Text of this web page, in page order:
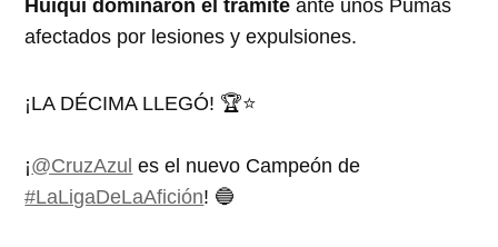
Huiqui dominaron el trámiteante unos Pumas
afectados por lesiones y expulsiones.
¡LA DÉCIMA LLEGÓ! 🏆⭐️
¡@CruzAzul es el nuevo Campeón de
#LaLigaDeLaAfición! 🔵